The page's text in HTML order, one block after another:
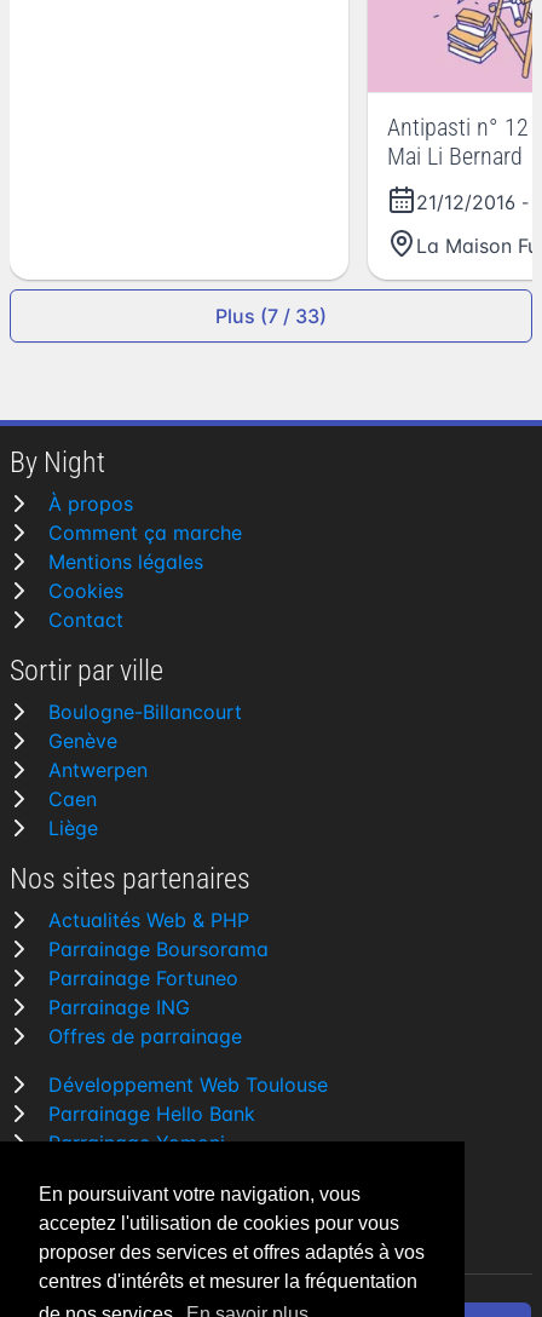
En poursuivant votre navigation, vous
acceptez l'utilisation de cookies pour vous
proposer des services et offres adaptés à vos
centres d'intérêts et mesurer la fréquentation
Antipasti n° 12
Mai Li Bernard
21/12/2016 -
La Maison
Plus (7 / 33)
By Night
À propos
Comment ça marche
Mentions légales
Cookies
Contact
Sortir par ville
Boulogne-Billancourt
Genève
Antwerpen
Caen
Liège
Nos sites partenaires
Actualités Web & PHP
Parrainage Boursorama
Parrainage Fortuneo
Parrainage ING
Offres de parrainage
Développement Web Toulouse
Parrainage Hello Bank
Parrainage Yomoni
Comparatif banque